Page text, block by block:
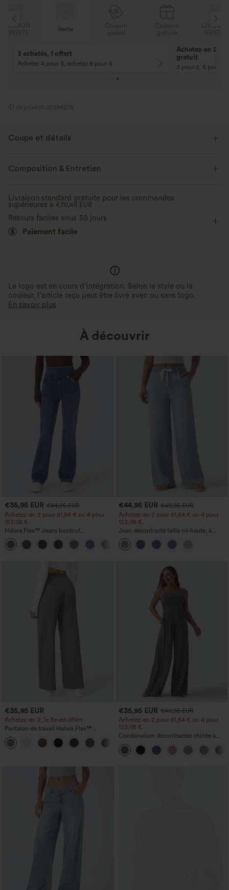
3 achetés, 1 offert
Achetez 4 pour 3, achetez 8 pour 6
Achetez-en 2,
gratuit
3 pour 2, 6 pour 4,
ID de produit 02694378
Coupe et détails
Près du corps Boucle arrière réglable
Torsadé Décontracté
Composition & Entretien
Livraison standard gratuite pour les commandes
supérieures à €70,46 EUR
Retours faciles sous 30 jours
Paiement facile
Le logo est en cours d’intégration. Selon le style ou la
couleur, l’article reçu peut être livré avec ou sans logo.
En savoir plus
À découvrir
€35,95 EUR €44,95 EUR
Achetez-en 2 pour 61,54 € ou 4 pour
123,08 €.
Halara Flex™ Jeans bootcut
décontractés taille haute, effet délavé,
avec poches
+5
€44,95 EUR €49,95 EUR
Achetez-en 2 pour 61,54 € ou 4 pour
123,08 €.
Jean décontracté taille mi‑haute, à
cordon de serrage, avec poches
€35,95 EUR
Achetez-en 2, le 3e est offert
Pantalon de travail Halara Flex™
DayStretch à taille haute, avec poches et
coupe droite
€35,95 EUR €40,95 EUR
Achetez-en 2 pour 61,54 € ou 4 pour
123,08 €.
Combinaison décontractée chinée à
bretelles réglables, fronces et jambes
larges, avec poches — facile comme
tout